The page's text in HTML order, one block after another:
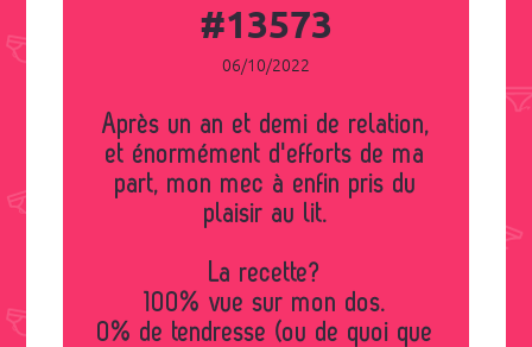
#13573
06/10/2022
Après un an et demi de relation,
et énormément d'efforts de ma
part, mon mec à enfin pris du
plaisir au lit.
La recette?
100% vue sur mon dos.
0% de tendresse (ou de quoi que